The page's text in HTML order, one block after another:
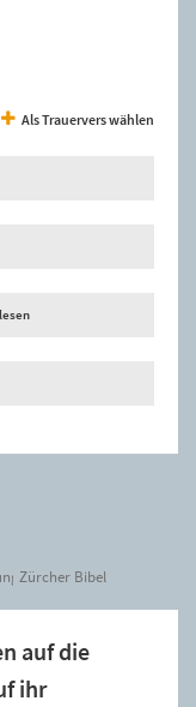
Als Trauervers wählen
Zürcher Bibel
auf die
ihr